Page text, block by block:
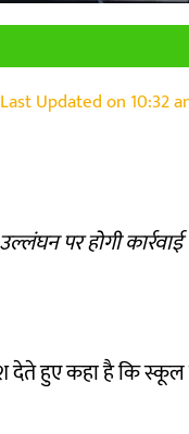
Last Updated on 10:32
पर होगी कार्रवाई
हुए कहा है कि स्कूल